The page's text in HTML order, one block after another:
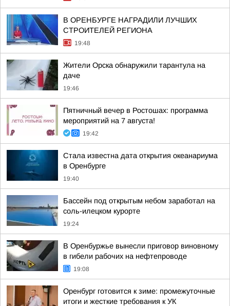
В ОРЕНБУРГЕ НАГРАДИЛИ ЛУЧШИХ
СТРОИТЕЛЕЙ РЕГИОНА
19:48
Жители Орска обнаружили тарантула на
даче
19:46
Пятничный вечер в Ростошах: программа
мероприятий на 7 августа!
19:42
Стала известна дата открытия океанариума
в Оренбурге
19:40
Бассейн под открытым небом заработал на
соль-илецком курорте
19:24
В Оренбуржье вынесли приговор виновному
в гибели рабочих на нефтепроводе
19:08
Оренбург готовится к зиме: промежуточные
итоги и жесткие требования к УК